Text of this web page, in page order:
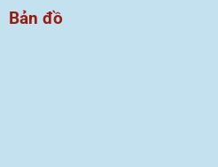
Bản đồ